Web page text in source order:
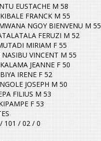
EUSTACHE M 58
FRANCK M 55
NGOY BIENVENU M 55
FERUZI M 52
MIRIAM F 55
NASIBU VINCENT M 55
JEANNE F 50
IRENE F 52
JOSEPH M 50
FILIUS M 53
F 53
101 / 02 / 0